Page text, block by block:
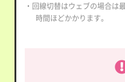
・回線切替はウェブの場合は
時間ほどかかります。